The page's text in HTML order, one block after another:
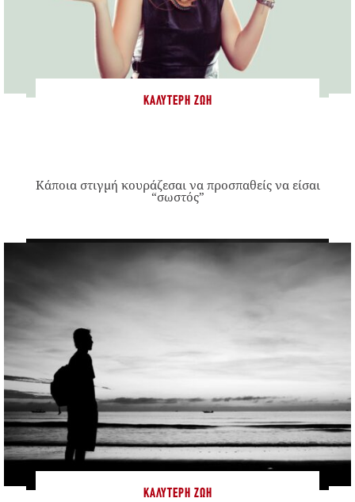
ΚΑΛΎΤΕΡΗ ΖΩΉ
Κάποια στιγμή κουράζεσαι να προσπαθείς να είσαι
“σωστός”
ΚΑΛΎΤΕΡΗ ΖΩΉ